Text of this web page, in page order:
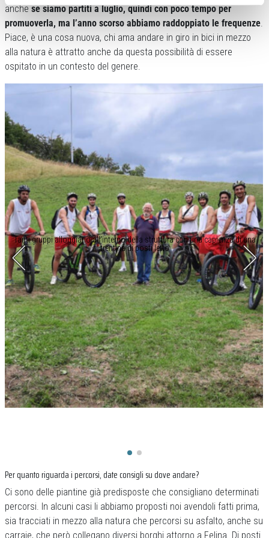
anchese siamo partiti a luglio, quindi con poco tempo per
promuoverla, ma l’anno scorso abbiamo raddoppiato le frequenze.
Piace, è una cosa nuova, chi ama andare in giro in bici in mezzo
alla natura è attratto anche da questa possibilità di essere
ospitato in un contesto del genere.
Tanti gruppi alloggiano all’interno della struttura con una capienza di una
trentina di posti letto
Per quanto riguarda i percorsi, date consigli su dove andare?
Ci sono delle piantine già predisposte che consigliano determinati
percorsi. In alcuni casi li abbiamo proposti noi avendoli fatti prima,
sia tracciati in mezzo alla natura che percorsi su asfalto, anche su
carraie, che però collegano diversi borghi attorno a Felina. Di posti